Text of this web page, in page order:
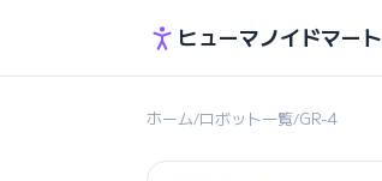
ヒューマノイドマート
ホーム/ロボット一覧/GR-4